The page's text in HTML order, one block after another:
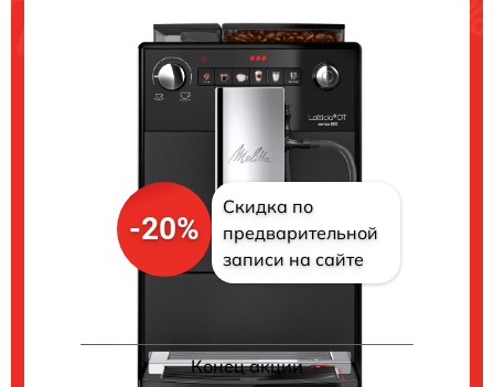
-20%
Скидка по
предварительной
записи на сайте
Конец акции